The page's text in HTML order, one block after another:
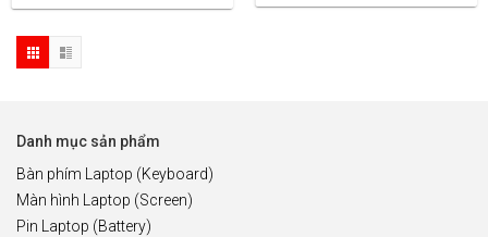
Danh mục sản phẩm
Bàn phím Laptop (Keyboard)
Màn hình Laptop (Screen)
Pin Laptop (Battery)